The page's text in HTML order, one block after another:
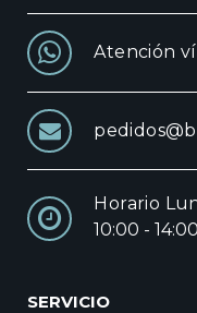
Atención
Horario
10:00 - 14:00
SERVICIO